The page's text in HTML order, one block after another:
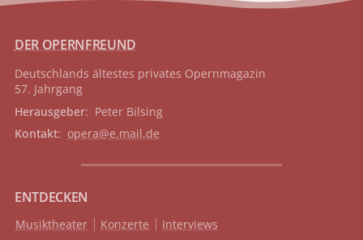
DER OPERNFREUND
Deutschlands ältestes privates Opernmagazin
57. Jahrgang
Herausgeber: Peter Bilsing
Kontakt: opera@e.mail.de
ENTDECKEN
Musiktheater Konzerte
Interviews